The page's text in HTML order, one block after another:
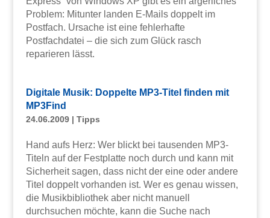
Problem: Mitunter landen E-Mails doppelt im
Postfach. Ursache ist eine fehlerhafte
Postfachdatei – die sich zum Glück rasch
reparieren lässt.
Digitale Musik: Doppelte MP3-Titel finden mit
MP3Find
24.06.2009| Tipps
Hand aufs Herz: Wer blickt bei tausenden MP3-
Titeln auf der Festplatte noch durch und kann mit
Sicherheit sagen, dass nicht der eine oder andere
Titel doppelt vorhanden ist. Wer es genau wissen,
die Musikbibliothek aber nicht manuell
durchsuchen möchte, kann die Suche nach